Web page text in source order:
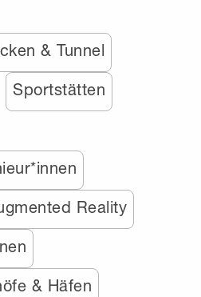
& Tunnel
Sportstätten
Reality
& Häfen